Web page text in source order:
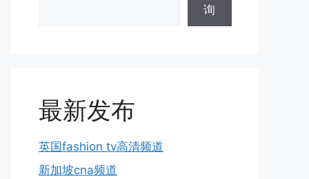
询
最新发布
英国fashion tv高清频道
新加坡cna频道